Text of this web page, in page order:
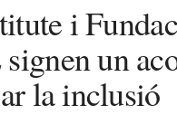
i
un
la inclusió